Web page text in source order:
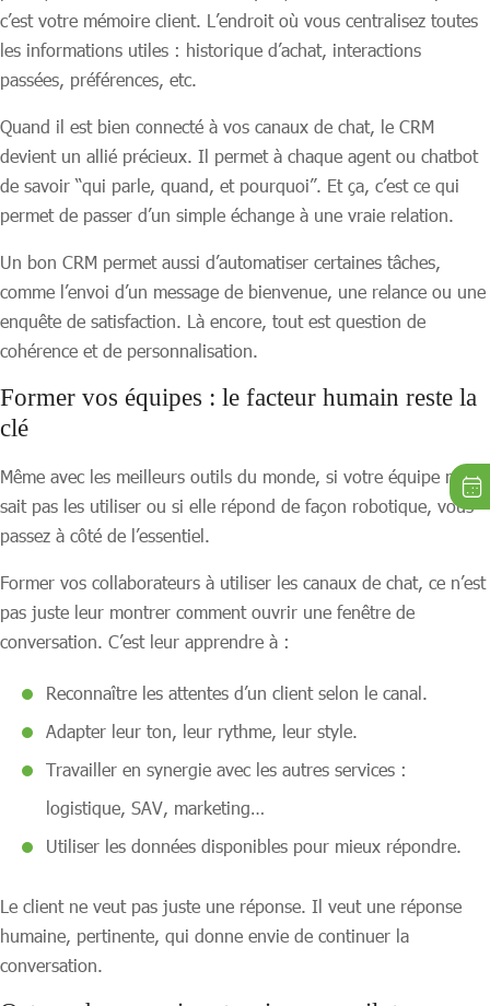
c’est votre mémoire client. L’endroit où vous centralisez toutes
les informations utiles : historique d’achat, interactions
passées, préférences, etc.
Quand il est bien connecté à vos canaux de chat, le CRM
devient un allié précieux. Il permet à chaque agent ou chatbot
de savoir “qui parle, quand, et pourquoi”. Et ça, c’est ce qui
permet de passer d’un simple échange à une vraie relation.
Un bon CRM permet aussi d’automatiser certaines tâches,
comme l’envoi d’un message de bienvenue, une relance ou une
enquête de satisfaction. Là encore, tout est question de
cohérence et de personnalisation.
Former vos équipes : le facteur humain reste la
clé
Même avec les meilleurs outils du monde, si votre équipe ne
sait pas les utiliser ou si elle répond de façon robotique, vous
passez à côté de l’essentiel.
Former vos collaborateurs à utiliser les canaux de chat, ce n’est
pas juste leur montrer comment ouvrir une fenêtre de
conversation. C’est leur apprendre à :
Reconnaître les attentes d’un client selon le canal.
Adapter leur ton, leur rythme, leur style.
Travailler en synergie avec les autres services :
logistique, SAV, marketing…
Utiliser les données disponibles pour mieux répondre.
Le client ne veut pas juste une réponse. Il veut une réponse
humaine, pertinente, qui donne envie de continuer la
conversation.